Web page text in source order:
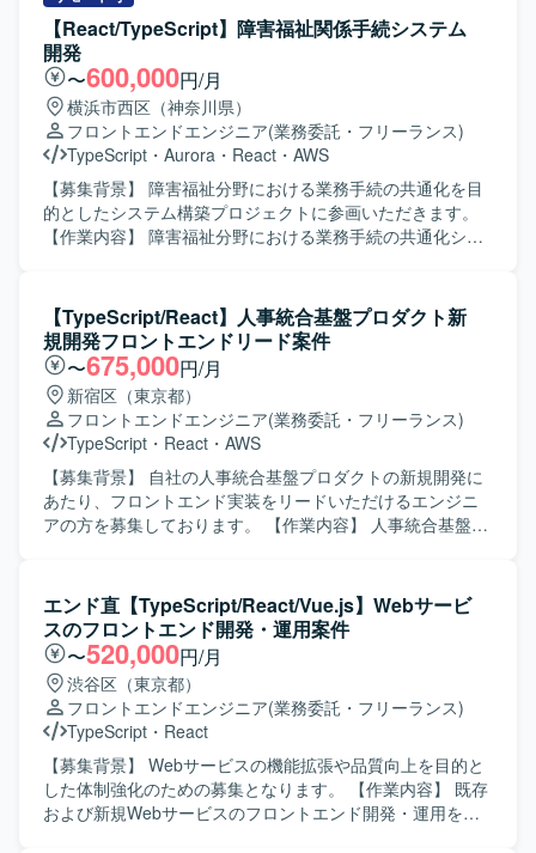
へつなげる業務、アジャイル開発体制での継続的なサービ
ス改善、必要に応じた仕様整理および技術的な提案などを
行っていただきます。 【求める人物像】 AI支援ツールを積
極的に活用しながら開発を推進できる方、要望を適切に構
造化しプロンプト設計に落とし込める方、長期的なプロジ
ェクトにおいて自走してタスクを進められる方を求めてお
ります。 【ポジションの魅力】 AI駆動開発環境やGitHub
Copilotなどの最新ツールを活用しながら開発できる点が魅
力です。通信キャリア系サービスという大規模なサービス
に継続的に関わりながら、アジャイル体制のもとサービス
ースのシステムを中心に、GitHub CopilotやAWSを利用した
アジャイル（Scrum）開発体制となります。
【React/TypeScript】障害福祉関係手続システム
開発
〜600,000円/月
横浜市西区（神奈川県）
フロントエンドエンジニア(業務委託・フリーランス)
TypeScript ・ Aurora ・ React ・ AWS
【募集背景】 障害福祉分野における業務手続の共通化を目
的としたシステム構築プロジェクトに参画いただきます。
【作業内容】 障害福祉分野における業務手続の共通化シス
React、バックエンドにSpring Bootを採用しており、一般
利用者による電子申請、職員による受付・審査、データ管
理等を一体的に実現するシステムの開発に携わっていただ
きます。 【求める人物像】 要件定義や設計といった上流工
程から主体的に関わり、自ら考えて課題整理や提案ができ
る方を求めています。関係者と円滑にコミュニケーション
を取りながら、チームで協調して開発を進められる方が望
ましいです。 【ポジションの魅力】 障害福祉分野の行政手
続を支えるシステム開発に携わることで、社会的意義の高
いプロジェクトに参画いただけます。要件定義から総合試
できます。 【開発環境】 フロントエンドにReactおよび
TypeScript、バックエンドにSpring Bootを採用した構成と
なります。
【TypeScript/React】人事統合基盤プロダクト新
規開発フロントエンドリード案件
〜675,000円/月
新宿区（東京都）
フロントエンドエンジニア(業務委託・フリーランス)
TypeScript ・ React ・ AWS
【募集背景】 自社の人事統合基盤プロダクトの新規開発に
あたり、フロントエンド実装をリードいただけるエンジニ
アの方を募集しております。 【作業内容】 人事統合基盤の
プリケーション開発や、バックエンドのREST APIとの連携
実装を担当していただきます。 AIコーディングツールを活
用した開発フローの整備や生産性向上の推進、コンポーネ
ント設計やUIライブラリの整備も行っていただきます。 ま
た、社員エンジニアへの技術展開やドキュメント整備にも
携わっていただきます。 【求める人物像】 AIツールを積極
的に取り入れ、自律的に開発生産性を高めていける方を求
めております。 社員エンジニアへ技術やノウハウをわかり
やすく共有できるコミュニケーション力をお持ちの方を歓
迎いたします。 仕様が確定しきっていないフェーズでも、
エンド直【TypeScript/React/Vue.js】Webサービ
スのフロントエンド開発・運用案件
〜520,000円/月
渋谷区（東京都）
フロントエンドエンジニア(業務委託・フリーランス)
TypeScript ・ React
【募集背景】 Webサービスの機能拡張や品質向上を目的と
した体制強化のための募集となります。 【作業内容】 既存
および新規Webサービスのフロントエンド開発・運用を担